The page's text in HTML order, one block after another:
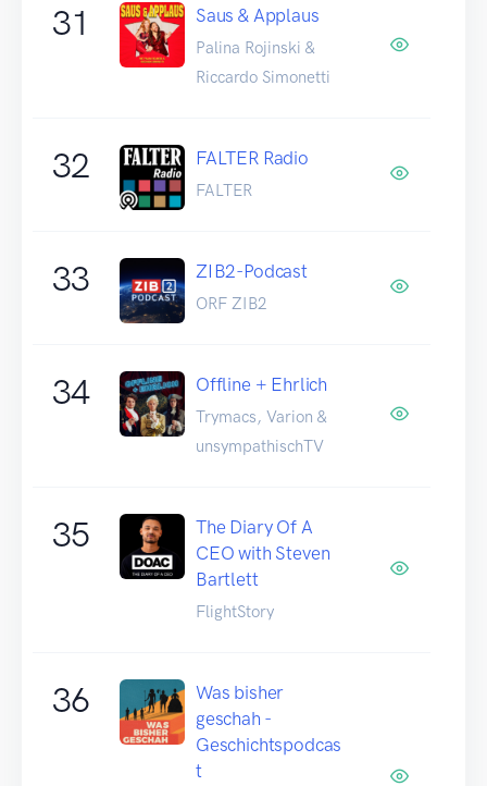
31 Saus & Applaus
Palina Rojinski &
Riccardo Simonetti
32 FALTER Radio
FALTER
33 ZIB2-Podcast
ORF ZIB2
34 Offline + Ehrlich
Trymacs, Varion &
unsympathischTV
35
The Diary Of A
CEO with Steven
Bartlett
FlightStory
36
Was bisher
geschah -
Geschichtspodcas
t